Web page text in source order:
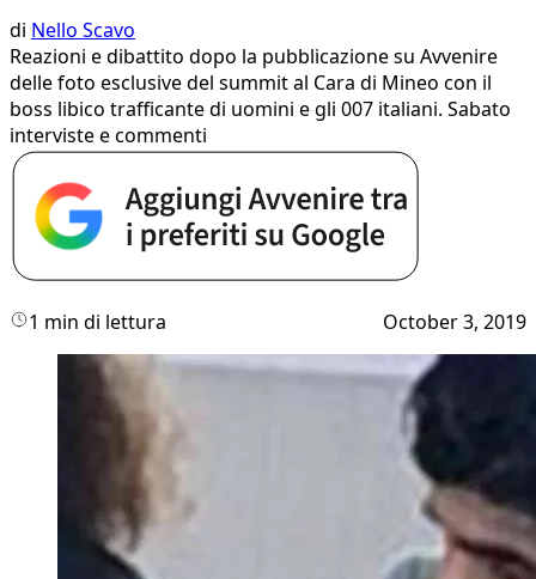
di Nello Scavo
Reazioni e dibattito dopo la pubblicazione su Avvenire
delle foto esclusive del summit al Cara di Mineo con il
boss libico trafficante di uomini e gli 007 italiani. Sabato
interviste e commenti
1 min di lettura October 3, 2019